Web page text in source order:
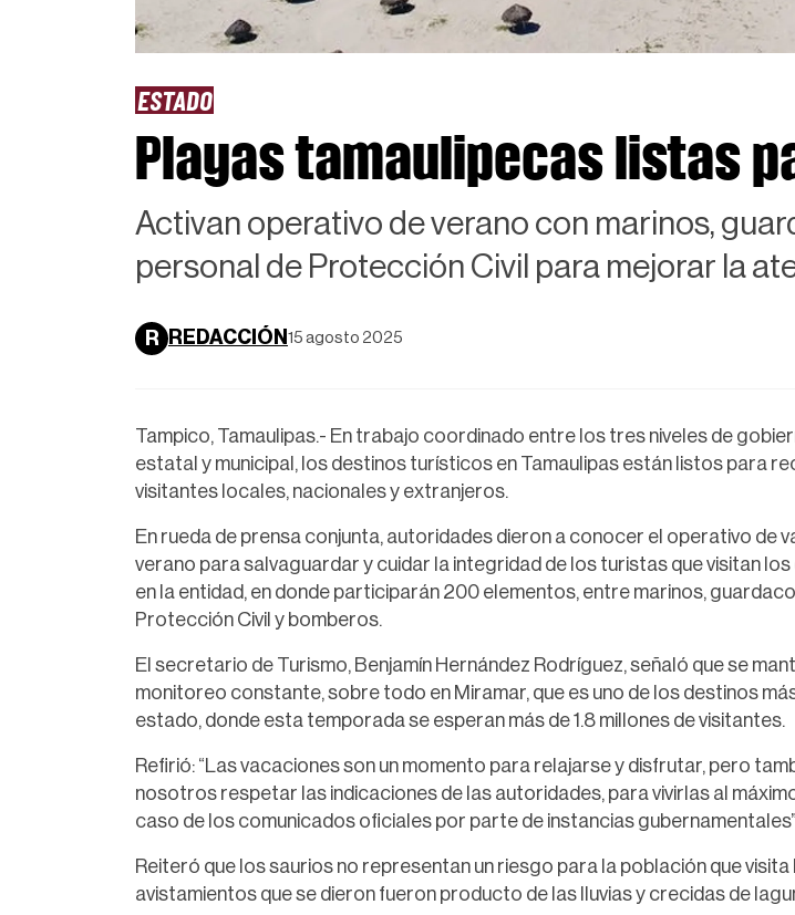
ESTADO
Playas tamaulipecas listas
Activan operativo de verano con marinos,
personal de Protección Civil para mejorar la
R REDACCIÓN 15 agosto 2025
Tampico, Tamaulipas.- En trabajo coordinado entre los tres niveles de
estatal y municipal, los destinos turísticos en Tamaulipas están listos para
visitantes locales, nacionales y extranjeros.
En rueda de prensa conjunta, autoridades dieron a conocer el operativo de
verano para salvaguardar y cuidar la integridad de los turistas que visitan
en la entidad, en donde participarán 200 elementos, entre marinos,
Protección Civil y bomberos.
El secretario de Turismo, Benjamín Hernández Rodríguez, señaló que se
monitoreo constante, sobre todo en Miramar, que es uno de los destinos
estado, donde esta temporada se esperan más de 1.8 millones de visitantes.
Refirió: “Las vacaciones son un momento para relajarse y disfrutar, pero
nosotros respetar las indicaciones de las autoridades, para vivirlas al
caso de los comunicados oficiales por parte de instancias
Reiteró que los saurios no representan un riesgo para la población que visita
avistamientos que se dieron fueron producto de las lluvias y crecidas de